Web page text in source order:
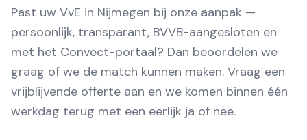
Past uw VvE in Nijmegen bij onze aanpak —
persoonlijk, transparant, BVVB-aangesloten en
met het Convect-portaal? Dan beoordelen we
graag of we de match kunnen maken. Vraag een
vrijblijvende offerte aan en we komen binnen één
werkdag terug met een eerlijk ja of nee.